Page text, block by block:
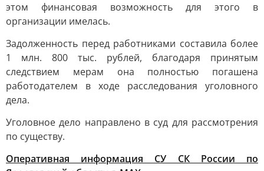
этом финансовая возможность для этого в
организации имелась.
Задолженность перед работниками составила более
1 млн. 800 тыс. рублей, благодаря принятым
следствием мерам она полностью погашена
работодателем в ходе расследования уголовного
дела.
Уголовное дело направлено в суд для рассмотрения
по существу.
Оперативная информация СУ СК России по